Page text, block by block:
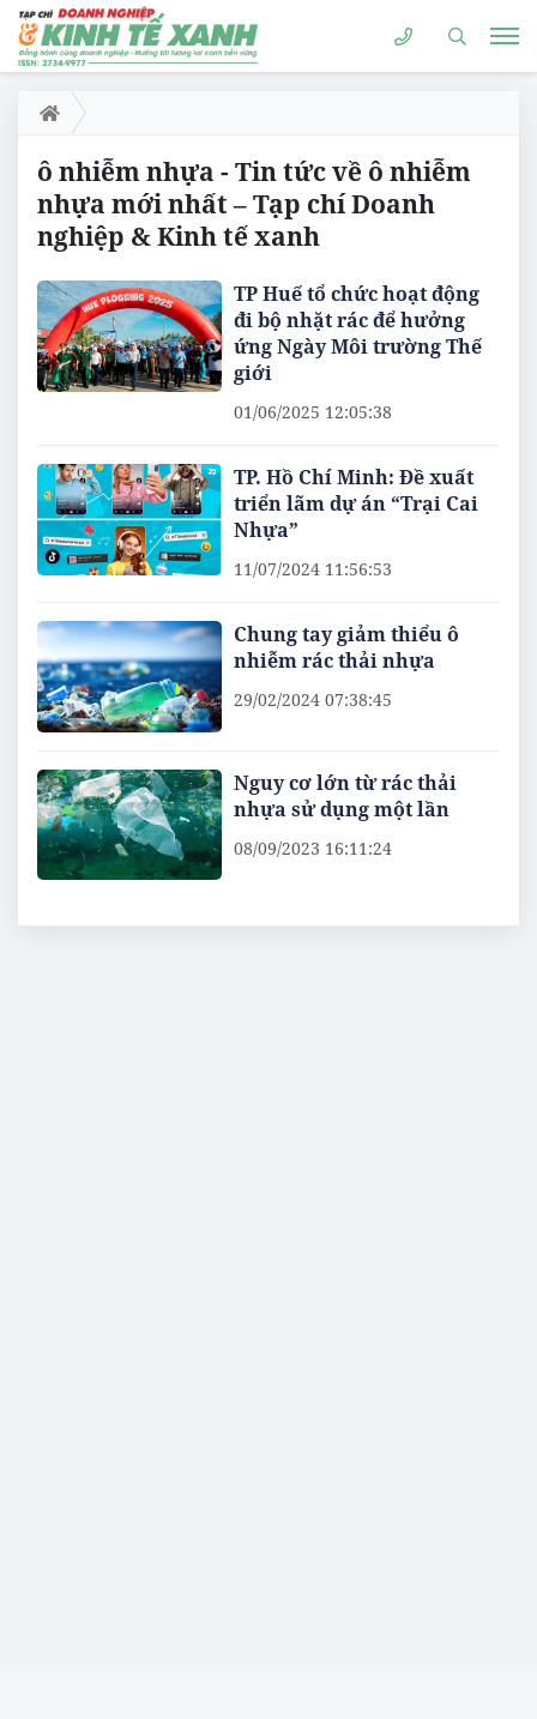
ô nhiễm nhựa - Tin tức về ô nhiễm
nhựa mới nhất – Tạp chí Doanh
nghiệp & Kinh tế xanh
TP Huế tổ chức hoạt động
đi bộ nhặt rác để hưởng
ứng Ngày Môi trường Thế
giới
01/06/2025 12:05:38
TP. Hồ Chí Minh: Đề xuất
triển lãm dự án “Trại Cai
Nhựa”
11/07/2024 11:56:53
Chung tay giảm thiểu ô
nhiễm rác thải nhựa
29/02/2024 07:38:45
Nguy cơ lớn từ rác thải
nhựa sử dụng một lần
08/09/2023 16:11:24